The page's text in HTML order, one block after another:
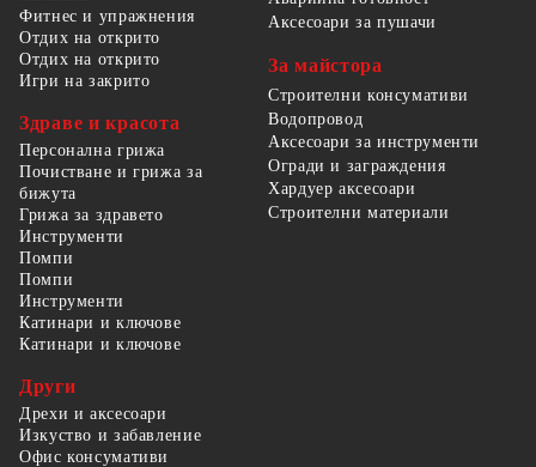
Фитнес и упражнения
Отдих на открито
Отдих на открито
Игри на закрито
Здраве и красота
Персонална грижа
Почистване и грижа за
бижута
Грижа за здравето
Аксесоари за пушачи
За майстора
Строителни консумативи
Водопровод
Аксесоари за инструменти
Огради и заграждения
Хардуер аксесоари
Строителни материали
Инструменти
Помпи
Помпи
Инструменти
Катинари и ключове
Катинари и ключове
Други
Дрехи и аксесоари
Изкуство и забавление
Офис консумативи